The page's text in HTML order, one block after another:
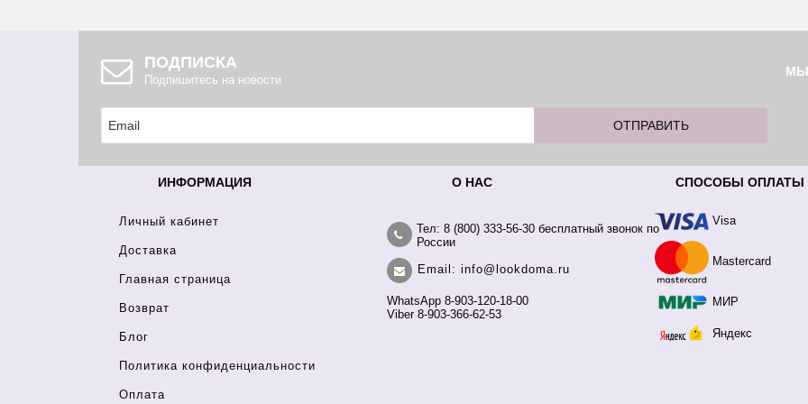
ПОДПИСКА
Подпишитесь на новости
МЫ
ИНФОРМАЦИЯ
Личный кабинет
Доставка
Главная страница
Возврат
Блог
Политика конфиденциальности
Оплата
О НАС
Тел: 8 (800) 333-56-30 бесплатный звонок по
России
Email: info@lookdoma.ru
WhatsApp 8-903-120-18-00
Viber 8-903-366-62-53
СПОСОБЫ ОПЛАТЫ
Visa
Mastercard
МИР
Яндекс